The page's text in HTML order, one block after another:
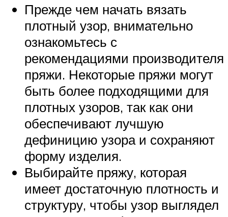
Прежде чем начать вязать
плотный узор, внимательно
ознакомьтесь с
рекомендациями производителя
пряжи. Некоторые пряжи могут
быть более подходящими для
плотных узоров, так как они
обеспечивают лучшую
дефиницию узора и сохраняют
форму изделия.
Выбирайте пряжу, которая
имеет достаточную плотность и
структуру, чтобы узор выглядел